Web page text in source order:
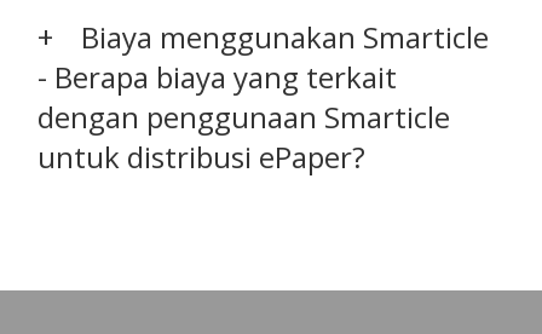
Biaya menggunakan Smarticle
- Berapa biaya yang terkait
dengan penggunaan Smarticle
untuk distribusi ePaper?